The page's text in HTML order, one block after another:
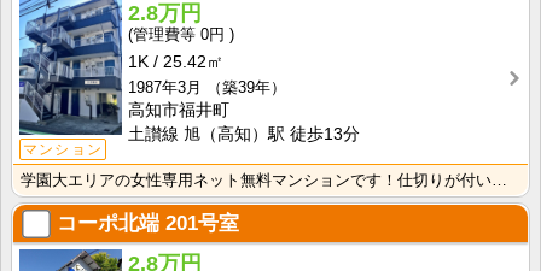
マンション
2.8万円
0円
1K
25.42㎡
1987年3月
（築39年）
高知市福井町
土讃線 旭（高知）駅 徒歩13分
コーポ北端 201号室
2.8万円